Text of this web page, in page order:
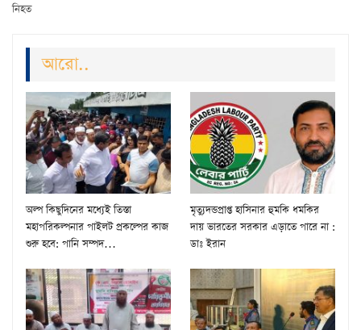
নিহত
আরো..
অল্প কিছুদিনের মধ্যেই তিস্তা
মহাপরিকল্পনার পাইলট প্রকল্পের কাজ
শুরু হবে: পানি সম্পদ…
মৃত্যুদন্ডপ্রাপ্ত হাসিনার হুমকি ধমকির
দায় ভারতের সরকার এড়াতে পারে না :
ডাঃ ইরান